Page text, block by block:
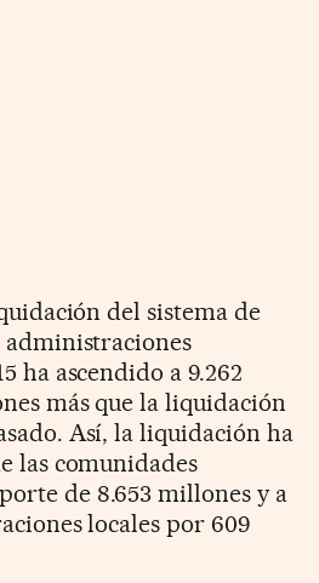
del sistema de
ha ascendido a 9.262
más que la liquidación
Así, la liquidación ha
las comunidades
de 8.653 millones y a
locales por 609